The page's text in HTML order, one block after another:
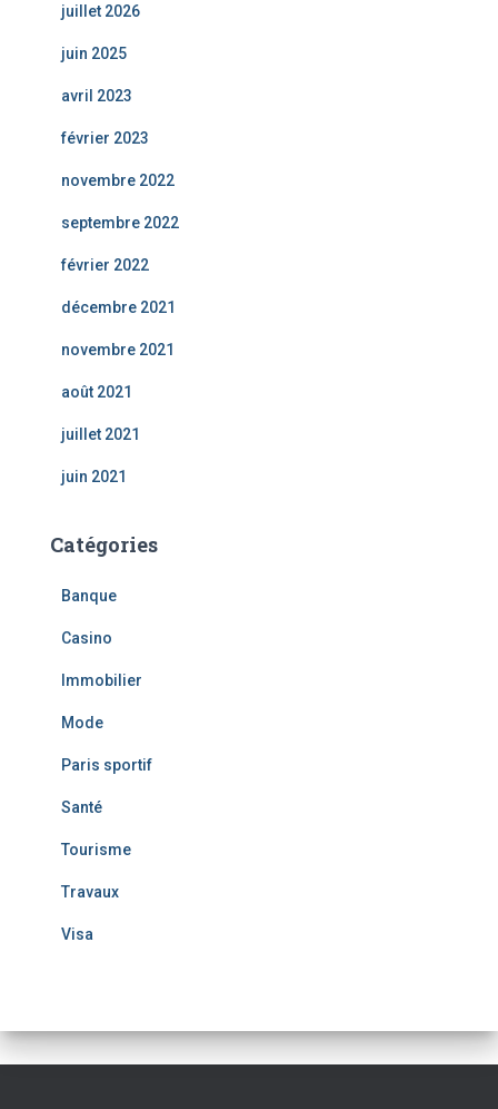
juillet 2026
juin 2025
avril 2023
février 2023
novembre 2022
septembre 2022
février 2022
décembre 2021
novembre 2021
août 2021
juillet 2021
juin 2021
Catégories
Banque
Casino
Immobilier
Mode
Paris sportif
Santé
Tourisme
Travaux
Visa